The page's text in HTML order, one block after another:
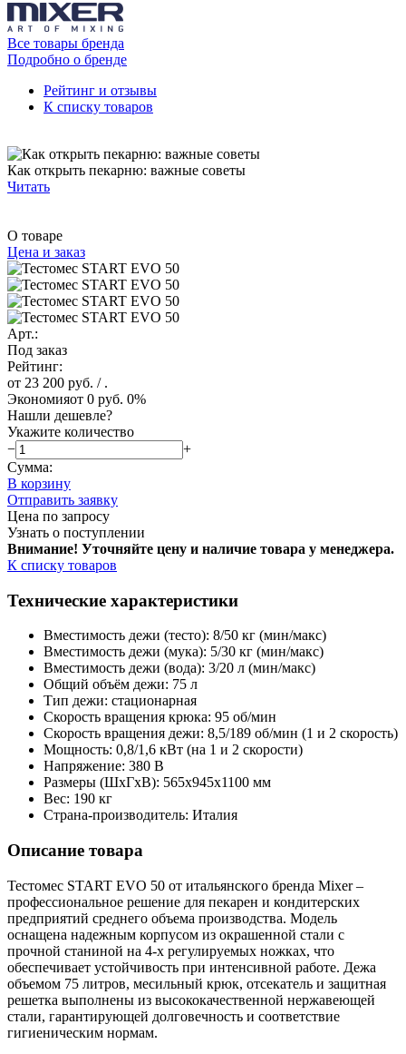
Все товары бренда
Подробно о бренде
Рейтинг и отзывы
К списку товаров
Как открыть пекарню: важные советы
Читать
О товаре
Цена и заказ
Арт.:
Под заказ
Рейтинг:
от 23 200 руб. / .
Экономияот 0 руб. 0%
Нашли дешевле?
Укажите количество
−
+
Сумма:
В корзину
Отправить заявку
Цена по запросу
Узнать о поступлении
Внимание! Уточняйте цену и наличие товара у менеджера.
К списку товаров
Технические характеристики
Вместимость дежи (тесто): 8/50 кг (мин/макс)
Вместимость дежи (мука): 5/30 кг (мин/макс)
Вместимость дежи (вода): 3/20 л (мин/макс)
Общий объём дежи: 75 л
Тип дежи: стационарная
Скорость вращения крюка: 95 об/мин
Скорость вращения дежи: 8,5/189 об/мин (1 и 2 скорость)
Мощность: 0,8/1,6 кВт (на 1 и 2 скорости)
Напряжение: 380 В
Размеры (ШхГхВ): 565х945х1100 мм
Вес: 190 кг
Страна-производитель: Италия
Описание товара
Тестомес START EVO 50 от итальянского бренда Mixer –
профессиональное решение для пекарен и кондитерских
предприятий среднего объема производства. Модель
оснащена надежным корпусом из окрашенной стали с
прочной станиной на 4-х регулируемых ножках, что
обеспечивает устойчивость при интенсивной работе. Дежа
объемом 75 литров, месильный крюк, отсекатель и защитная
решетка выполнены из высококачественной нержавеющей
стали, гарантирующей долговечность и соответствие
гигиеническим нормам.